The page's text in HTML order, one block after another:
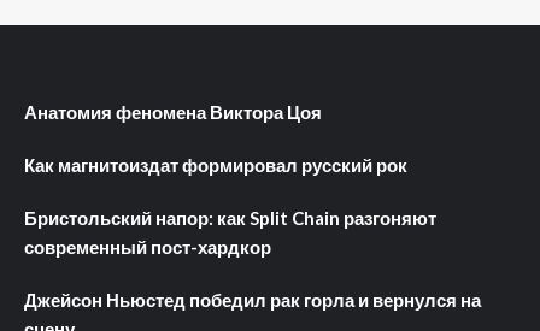
Анатомия феномена Виктора Цоя
Как магнитоиздат формировал русский рок
Бристольский напор: как Split Chain разгоняют
современный пост-хардкор
Джейсон Ньюстед победил рак горла и вернулся на